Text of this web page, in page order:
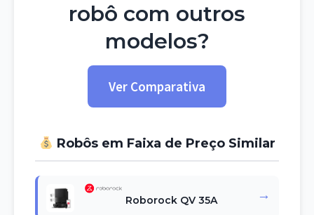
robô com outros
modelos?
Ver Comparativa
Robôs em Faixa de Preço Similar
Roborock QV 35A →